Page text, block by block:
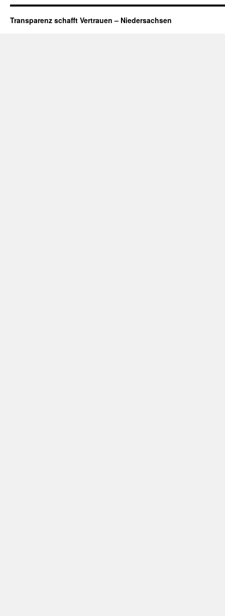
Transparenz schafft Vertrauen – Niedersachsen